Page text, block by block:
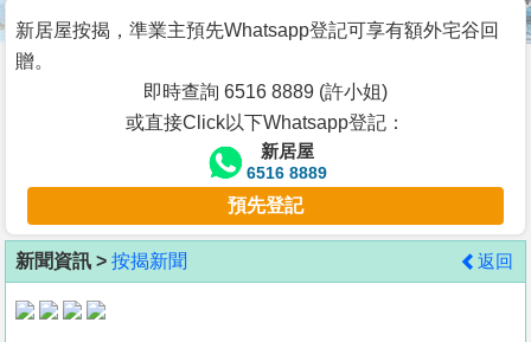
谷
按
客
地
產
新居屋按揭，準業主預先Whatsapp登記可享有額外宅谷回
贈。
即時查詢 6516 8889 (許小姐)
或直接Click以下Whatsapp登記：
新居屋
6516 8889
預先登記
新聞資訊 > 按揭新聞 返回